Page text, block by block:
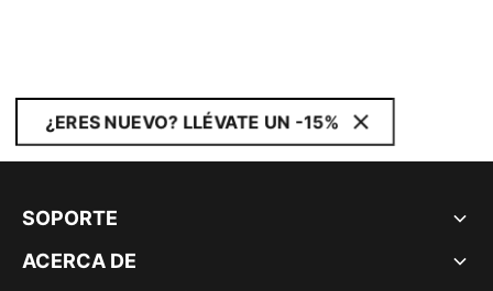
¿ERES NUEVO? LLÉVATE UN -15%
SOPORTE
ACERCA DE